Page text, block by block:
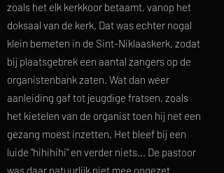
zoals het elk kerkkoor betaamt, vanop het
doksaal van de kerk. Dat was echter nogal
klein bemeten in de Sint-Niklaaskerk, zodat
bij plaatsgebrek een aantal zangers op de
organistenbank zaten. Wat dan weer
aanleiding gaf tot jeugdige fratsen, zoals
het kietelen van de organist toen hij net een
gezang moest inzetten. Het bleef bij een
luide "hihihihi" en verder niets... De pastoor
was daar natuurlijk niet mee opgezet.